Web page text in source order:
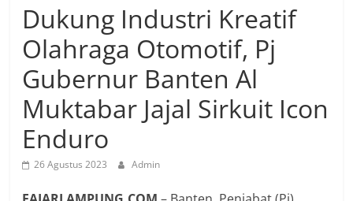
Dukung Industri Kreatif
Olahraga Otomotif, Pj
Gubernur Banten Al
Muktabar Jajal Sirkuit Icon
Enduro
26 Agustus 2023 Admin